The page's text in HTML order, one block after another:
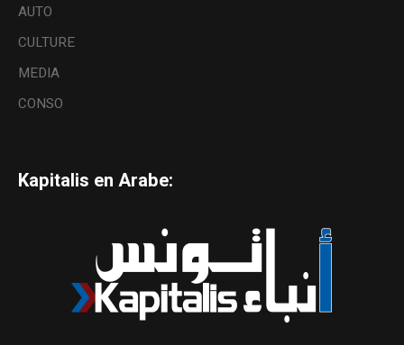
AUTO
CULTURE
MEDIA
CONSO
Kapitalis en Arabe: